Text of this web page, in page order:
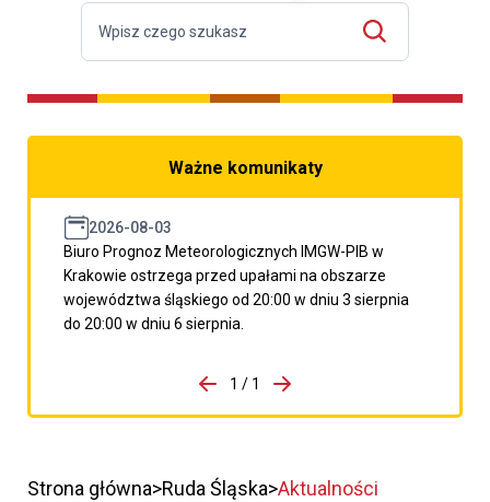
Ważne komunikaty
2026-08-03
Biuro Prognoz Meteorologicznych IMGW-PIB w
Krakowie ostrzega przed upałami na obszarze
województwa śląskiego od 20:00 w dniu 3 sierpnia
do 20:00 w dniu 6 sierpnia.
porzpedniego komunikatu
1 / 1
Przejdź do następnego
Strona główna Ruda Śląska Aktualności